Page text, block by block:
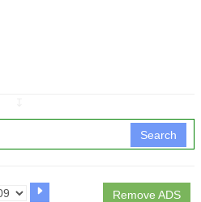
Search
Remove ADS